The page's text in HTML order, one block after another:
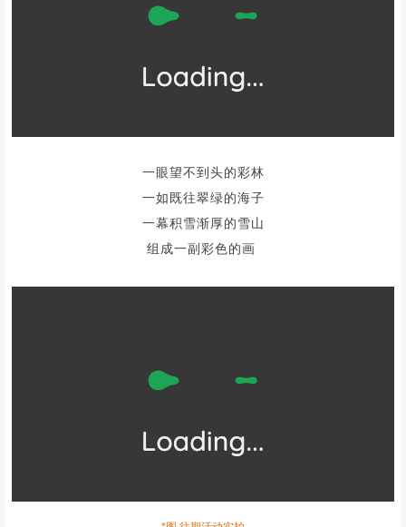
一眼望不到头的彩林
一如既往翠绿的海子
一幕积雪渐厚的雪山
组成一副彩色的画